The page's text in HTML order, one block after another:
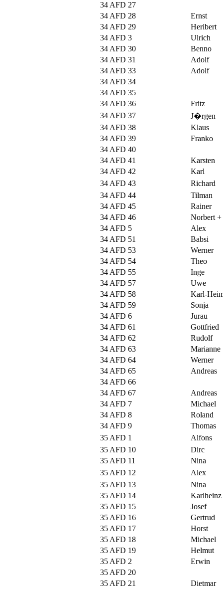
34 AFD 27
34 AFD 28
Ernst
34 AFD 29
Heribert
34 AFD 3
Ulrich
34 AFD 30
Benno
34 AFD 31
Adolf
34 AFD 33
Adolf
34 AFD 34
34 AFD 35
34 AFD 36
Fritz
34 AFD 37
J�rgen
34 AFD 38
Klaus
34 AFD 39
Franko
34 AFD 40
34 AFD 41
Karsten
34 AFD 42
Karl
34 AFD 43
Richard
34 AFD 44
Tilman
34 AFD 45
Rainer
34 AFD 46
Norbert
34 AFD 5
Alex
34 AFD 51
Babsi
34 AFD 53
Werner
34 AFD 54
Theo
34 AFD 55
Inge
34 AFD 57
Uwe
34 AFD 58
Karl-
34 AFD 59
Sonja
34 AFD 6
Jurau
34 AFD 61
Gottfried
34 AFD 62
Rudolf
34 AFD 63
Marianne
34 AFD 64
Werner
34 AFD 65
Andreas
34 AFD 66
34 AFD 67
Andreas
34 AFD 7
Michael
34 AFD 8
Roland
34 AFD 9
Thomas
35 AFD 1
Alfons
35 AFD 10
Dirc
35 AFD 11
Nina
35 AFD 12
Alex
35 AFD 13
Nina
35 AFD 14
Karlheinz
35 AFD 15
Josef
35 AFD 16
Gertrud
35 AFD 17
Horst
35 AFD 18
Michael
35 AFD 19
Helmut
35 AFD 2
Erwin
35 AFD 20
35 AFD 21
Dietmar